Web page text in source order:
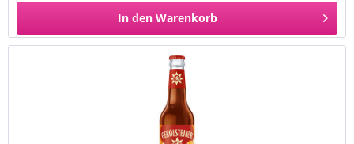
In den Warenkorb